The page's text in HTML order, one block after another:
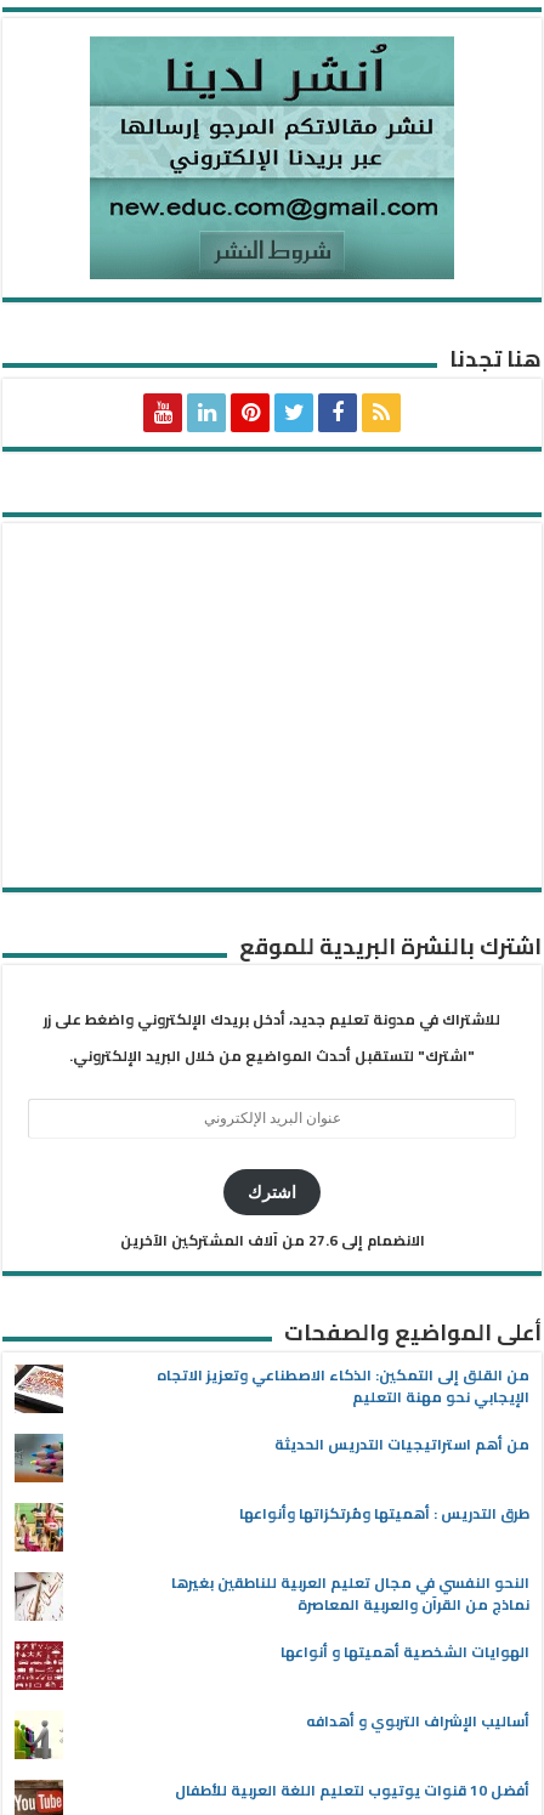
هنا تجدنا
اشترك بالنشرة البريدية للموقع
للاشتراك في مدونة تعليم جديد، أدخل بريدك الإلكتروني واضغط على زر
"اشترك" لتستقبل أحدث المواضيع من خلال البريد الإلكتروني.
اشترك
الانضمام إلى 27.6 من آلاف المشتركين الآخرين
أعلى المواضيع والصفحات
من القلق إلى التمكين: الذكاء الاصطناعي وتعزيز الاتجاه
الإيجابي نحو مهنة التعليم
من أهم استراتيجيات التدريس الحديثة
طرق التدريس : أهميتها ومُرتكزاتها وأنواعها
النحو النفسي في مجال تعليم العربية للناطقين بغيرها
نماذج من القرآن والعربية المعاصرة
الهوايات الشخصية أهميتها و أنواعها
أساليب الإشراف التربوي و أهدافه
أفضل 10 قنوات يوتيوب لتعليم اللغة العربية للأطفال